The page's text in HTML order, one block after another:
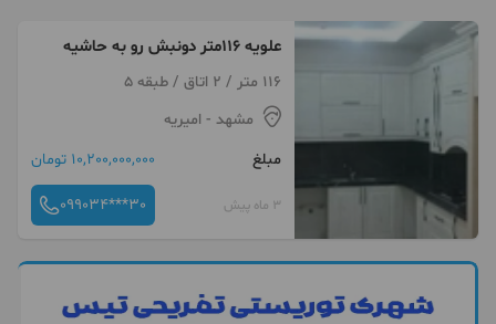
علویه 116متر دونبش رو به حاشیه
116 متر / 2 اتاق / طبقه 5
مشهد - امیریه
مبلغ
10,200,000,000 تومان
3 ماه پیش 099034***30